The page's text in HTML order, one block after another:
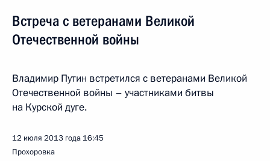
Встреча с ветеранами Великой
Отечественной войны
Владимир Путин встретился с ветеранами Великой
Отечественной войны – участниками битвы
на Курской дуге.
12 июля 2013 года 16:45
Прохоровка